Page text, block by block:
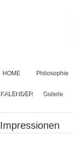
HOME Philosophie
KALENDER Galerie
Impressionen